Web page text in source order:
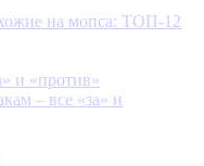
на мопса: ТОП-12
– все «за» и